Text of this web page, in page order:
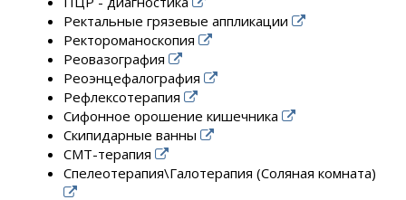
Ректальные грязевые аппликации
Ректороманоскопия
Реовазография
Реоэнцефалография
Рефлексотерапия
Сифонное орошение кишечника
Скипидарные ванны
СМТ-терапия
Спелеотерапия\Галотерапия (Соляная комната)